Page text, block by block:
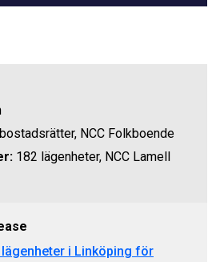
NCC Folkboende
182 lägenheter, NCC Lamell
lägenheter i Linköping för